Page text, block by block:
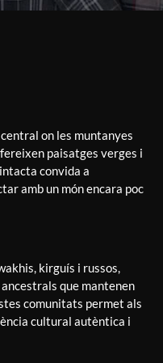
on les muntanyes
paisatges verges i
convida a
amb un món encara poc
kirguís i russos,
que mantenen
comunitats permet als
cultural autèntica i